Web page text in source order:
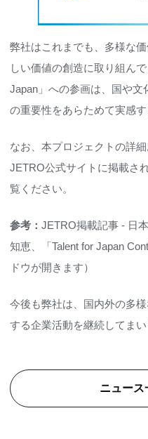
弊社はこれまでも、多様な
しい価値の創造に取り組ん
Japan」への参画は、国や
の重要性をあらためて実感す
なお、本プロジェクトの詳
JETRO公式サイトに掲載さ
覧ください。
参考： JETRO掲載記事 - 日
知恵、「Talent for Japan
ドウが開きます）
今後も弊社は、国内外の多
する企業活動を継続してまい
ニュース